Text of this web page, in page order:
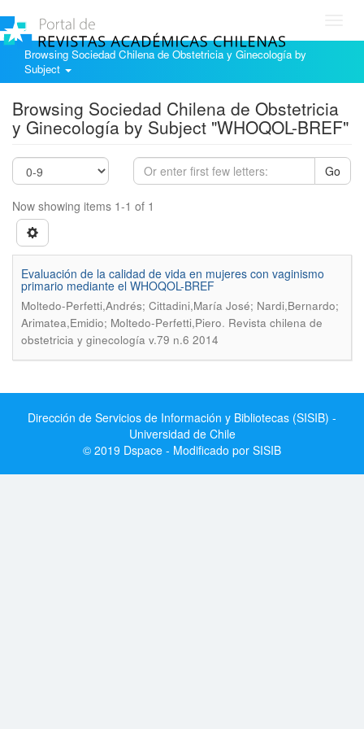
Browsing Sociedad Chilena de Obstetricia y Ginecología by
Subject
Browsing Sociedad Chilena de Obstetricia
y Ginecología by Subject "WHOQOL-BREF"
Go
Now showing items 1-1 of 1
Evaluación de la calidad de vida en mujeres con vaginismo
primario mediante el WHOQOL-BREF
Moltedo-Perfetti,Andrés; Cittadini,María José; Nardi,Bernardo;
Arimatea,Emidio; Moltedo-Perfetti,Piero. Revista chilena de
obstetricia y ginecología v.79 n.6 2014
Dirección de Servicios de Información y Bibliotecas (SISIB) -
Universidad de Chile
© 2019 Dspace - Modificado por SISIB